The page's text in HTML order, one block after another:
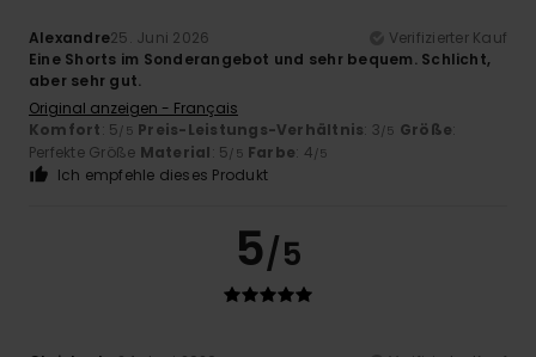
Alexandre25. Juni 2026
Verifizierter Kauf
Eine Shorts im Sonderangebot und sehr bequem. Schlicht,
aber sehr gut.
Original anzeigen - Français
Komfort: 5/5 Preis-Leistungs-Verhältnis: 3/5 Größe:
Perfekte Größe Material: 5/5 Farbe: 4/5
Ich empfehle dieses Produkt
5/5